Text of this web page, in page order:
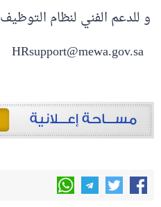
و للدعم الفني لنظام التوظيف
HRsupport@mewa.gov.sa